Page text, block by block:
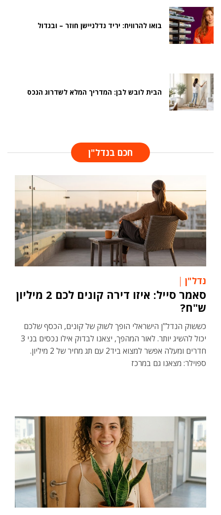
בואו להרוויח: יריד נדלניישן חוזר – ובגדול
הבית לובש לבן: המדריך המלא לשדרוג הנכס
חכם בנדל"ן
נדל"ן
סאמר סייל: איזו דירה קונים לכם 2 מיליון
ש"ח?
כששוק הנדל"ן הישראלי הופך לשוק של קונים, הכסף שלכם
יכול להשיג יותר. לאור המהפך, יצאנו לבדוק אילו נכסים בני 3
חדרים ומעלה אפשר למצוא ביד2 עם תג מחיר של 2 מיליון.
ספוילר: מצאנו גם במרכז